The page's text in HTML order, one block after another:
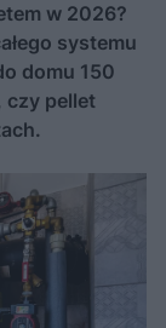
w 2026?
systemu
domu 150
czy pellet